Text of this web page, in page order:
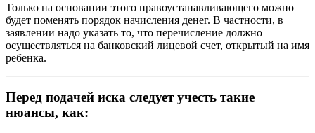
Только на основании этого правоустанавливающего можно
будет поменять порядок начисления денег. В частности, в
заявлении надо указать то, что перечисление должно
осуществляться на банковский лицевой счет, открытый на имя
ребенка.
Перед подачей иска следует учесть такие
нюансы, как: